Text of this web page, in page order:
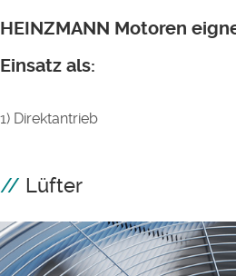
HEINZMANN Motoren
Einsatz als:
1) Direktantrieb
Lüfter